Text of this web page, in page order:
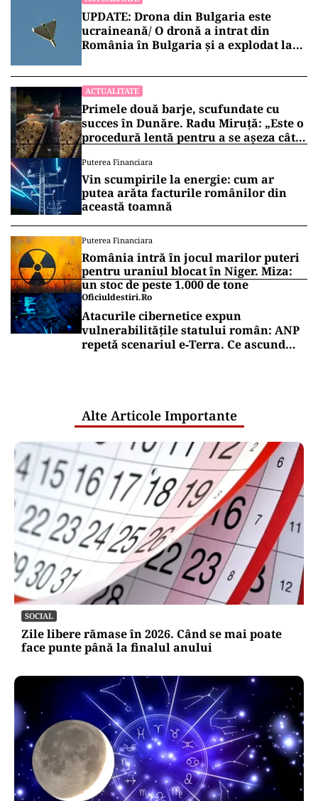
UPDATE: Drona din Bulgaria este
ucraineană/ O dronă a intrat din
România în Bulgaria şi a explodat la
ACTUALITATE
Primele două barje, scufundate cu
succes în Dunăre. Radu Miruță: „Este o
procedură lentă pentru a se așeza cât
Puterea Financiara
Vin scumpirile la energie: cum ar
putea arăta facturile românilor din
această toamnă
Puterea Financiara
România intră în jocul marilor puteri
pentru uraniul blocat în Niger. Miza:
un stoc de peste 1.000 de tone
Oficiuldestiri.ro
Atacurile cibernetice expun
vulnerabilitățile statului român: ANP
repetă scenariul e‑Terra. Ce ascund
Alte Articole Importante
SOCIAL
Zile libere rămase în 2026. Când se mai poate
face punte până la finalul anului